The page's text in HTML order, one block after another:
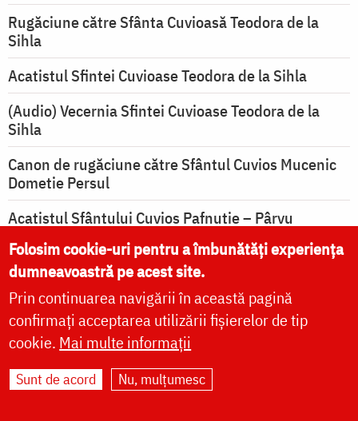
Rugăciune către Sfânta Cuvioasă Teodora de la
Sihla
Acatistul Sfintei Cuvioase Teodora de la Sihla
(Audio) Vecernia Sfintei Cuvioase Teodora de la
Sihla
Canon de rugăciune către Sfântul Cuvios Mucenic
Dometie Persul
Acatistul Sfântului Cuvios Pafnutie – Pârvu
Paraclisul Sfântului Cuvios Pafnutie – Pârvu
Zugravul
Rugăciune de mulţumire către Maica Domnului
primite de la Dumnezeu
Folosim cookie-uri pentru a îmbunătăți experiența
dumneavoastră pe acest site.
Prin continuarea navigării în această pagină
confirmați acceptarea utilizării fișierelor de tip
cookie. Mai multe informații
Sunt de acord Nu, mulțumesc